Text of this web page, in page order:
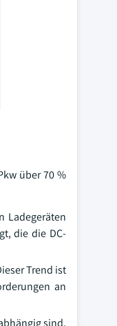
über 70 %
Ladegeräten
die die DC-
Trend ist
an
sind.